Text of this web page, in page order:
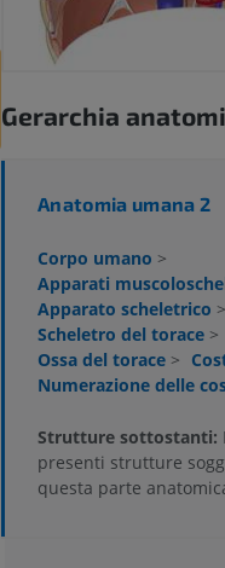
Gerarchia
Anatomia umana 2
Corpo umano >
Apparati
Apparato scheletrico >
Scheletro del torace >
Ossa del torace >
Numerazione delle
Strutture sottostanti:
presenti strutture
questa parte